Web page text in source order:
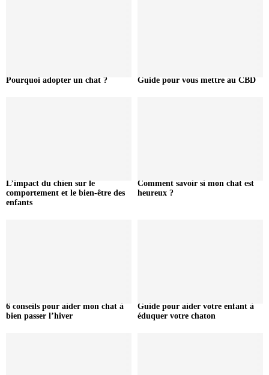
Pourquoi adopter un chat ? Guide pour vous mettre au CBD
L’impact du chien sur le
comportement et le bien-être des
enfants
Comment savoir si mon chat est
heureux ?
6 conseils pour aider mon chat à
bien passer l’hiver
Guide pour aider votre enfant à
éduquer votre chaton